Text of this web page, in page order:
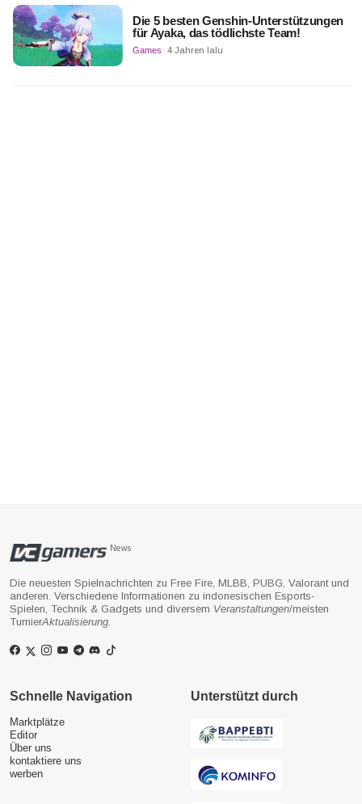
Die 5 besten Genshin-Unterstützungen
für Ayaka, das tödlichste Team!
Games 4 Jahren lalu
News
Die neuesten Spielnachrichten zu Free Fire, MLBB, PUBG, Valorant und
anderen. Verschiedene Informationen zu indonesischen Esports-
Spielen, Technik & Gadgets und diversem Veranstaltungen/meisten
TurnierAktualisierung.
Schnelle Navigation
Marktplätze
Editor
Über uns
kontaktiere uns
werben
Unterstützt durch